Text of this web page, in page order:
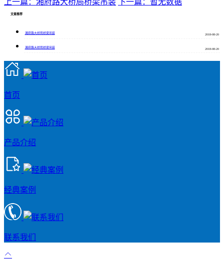
文章推荐
湘府路大桥局桥梁吊装
2018-08-20
湘府路大桥局桥梁吊装
2018-08-20
首页
产品介绍
经典案例
联系我们